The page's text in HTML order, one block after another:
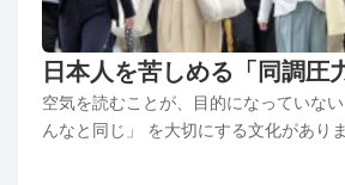
日本人を苦しめる「同調圧
空気を読むことが、目的になっていな
んなと同じ」 を大切にする文化があり